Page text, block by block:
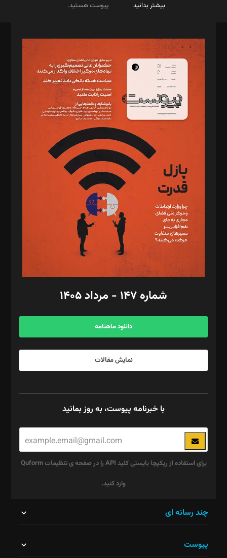
بیشتر بدانید
پیوست هستید.
مدیر مسئول: محمدباقر اثنی‌عشری
سردبیر: مهرک محمودی
دبیر تحریریه: میثم قاسمی
د‌بیر ناداستان: سمانه سمیع
د‌بیر خدمت و تجارت: ابوالفضل رجبی
د‌بیر حقوق فناوری: حسام‌الدین ایپکچی
د‌بیر پیوست جهان: مینا پاکدل
د‌بیر تحریریه آنلاین: بابک نقاش
تحریریه‌: مجتبی محمود‌ی، آرش برهمند، یسنا امان‌پور، سروش کرمیان،
مصطفی مسجدی آرانی، ابوالفضل رجبی، زهرا فکرانه، فائزه فتحی
رستمی،مصطفی باستان
ویرایش: نگار استاد‌‌آقا
طراح یونیفرم: مجید توکلی
فیلمبرداری و عکاسی: امیر شفیعی، مانی لطفی زاده
گرافیک و صفحه‌آرایی: سید‌سبحان‌علی ثابت
مد‌یر توسعه تجاری: کامبیز برید‌
امور مالی: شاپور رهبری، محمد‌ کاظمی‌نیا
آگهی و مشترکین: ۰۹۱۹۹۹۹۰۴۵۴
شماره ۱۴۷ - مرداد ۱۴۰۵
دانلود ماهنامه
نمایش مقالات
با خبرنامه پیوست، به روز بمانید
برای استفاده از ریکپچا بایستی کلید API را در صفحه ی تنظیمات Quform
وارد کنید.
نباید
چند رسانه ای
پیوست